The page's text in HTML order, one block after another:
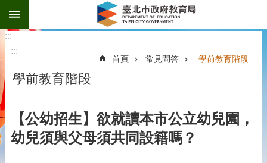
跳到主要內容區塊
:::
:::
首頁 常見問答 學前教育階段
學前教育階段
【公幼招生】欲就讀本市公立幼兒園，
幼兒須與父母須共同設籍嗎？